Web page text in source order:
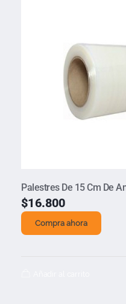
Palestres De 15 Cm De
$16.800
Compra ahora